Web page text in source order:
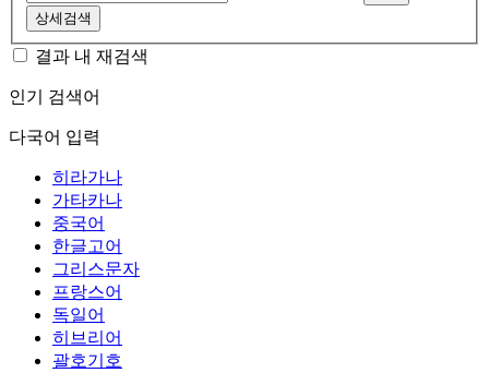
상세검색
결과 내 재검색
인기 검색어
다국어 입력
히라가나
가타카나
중국어
한글고어
그리스문자
프랑스어
독일어
히브리어
괄호기호